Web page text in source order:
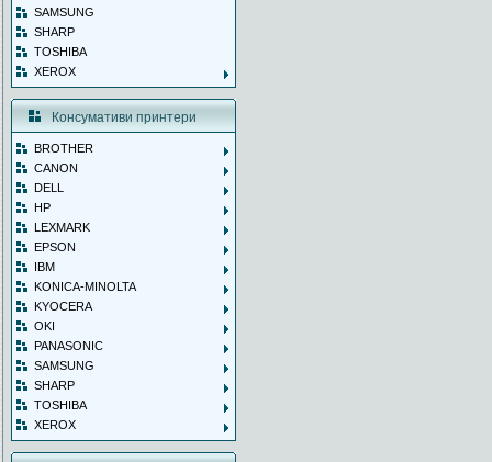
SAMSUNG
SHARP
TOSHIBA
XEROX
Консумативи принтери
BROTHER
CANON
DELL
HP
LEXMARK
EPSON
IBM
KONICA-MINOLTA
KYOCERA
OKI
PANASONIC
SAMSUNG
SHARP
TOSHIBA
XEROX